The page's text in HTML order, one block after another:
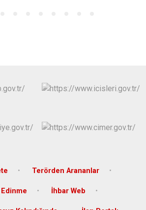
Terörden Arananlar
Edinme İhbar Web